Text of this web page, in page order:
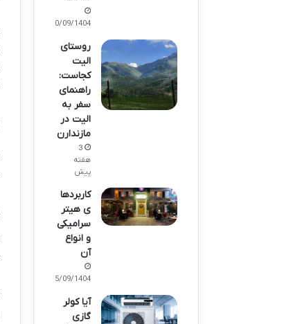
30/09/1404
روستای
الیت
کجاست:
راهنمای
سفر به
الیت در
مازندارن
3
هفته
پیش
کاربردها
ی هیتر
سرامیکی
و انواع
آن
05/09/1404
آیا کولر
گازی